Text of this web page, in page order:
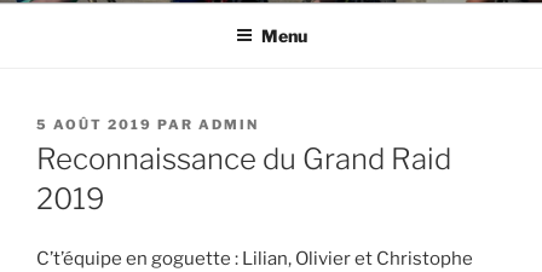
Menu
PUBLIÉ
LE
5 AOÛT 2019 PAR ADMIN
Reconnaissance du Grand Raid
2019
C’t’équipe en goguette : Lilian, Olivier et Christophe